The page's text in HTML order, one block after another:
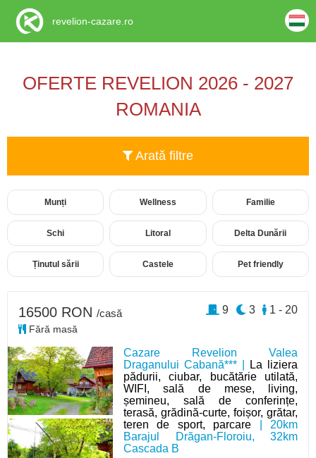
OFERTE REVELION 2026 - 2027
ROMANIA
Arată filtre
Munți Wellness Familie
Schi Litoral Delta Dunării
Ținutul sării Castele Pet friendly
Cazare Revelion Valea
Draganului Cabană*** |
La liziera
pădurii, ciubar, bucătărie utilată,
WIFI, sală de mese, living,
șemineu, sală de conferințe,
terasă, grădină-curte, foișor, grătar,
teren de sport, parcare | 20km
Barajul Drăgan-Floroiu, 32km
Cascada B
16500 RON /casă
Fără masă
1 - 20
3
9
revelion-cazare.ro